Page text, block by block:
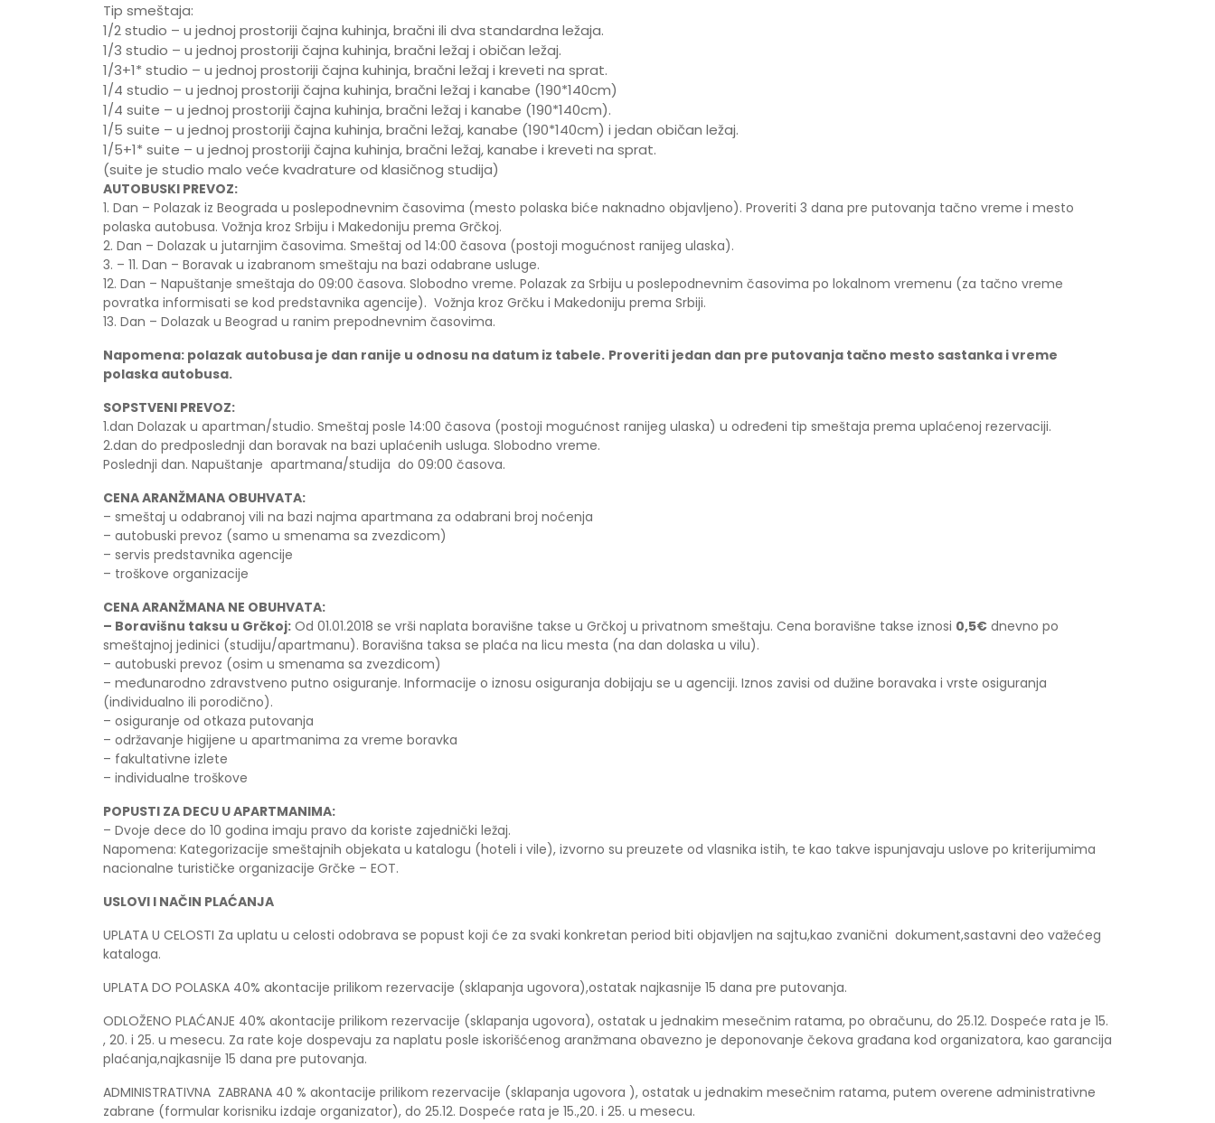
Tip smeštaja:
1/2 studio – u jednoj prostoriji čajna kuhinja, bračni ili dva standardna ležaja.
1/3 studio – u jednoj prostoriji čajna kuhinja, bračni ležaj i običan ležaj.
1/3+1* studio – u jednoj prostoriji čajna kuhinja, bračni ležaj i kreveti na sprat.
1/4 studio – u jednoj prostoriji čajna kuhinja, bračni ležaj i kanabe (190*140cm)
1/4 suite – u jednoj prostoriji čajna kuhinja, bračni ležaj i kanabe (190*140cm).
1/5 suite – u jednoj prostoriji čajna kuhinja, bračni ležaj, kanabe (190*140cm) i jedan običan ležaj.
1/5+1* suite – u jednoj prostoriji čajna kuhinja, bračni ležaj, kanabe i kreveti na sprat.
(suite je studio malo veće kvadrature od klasičnog studija)
AUTOBUSKI PREVOZ:
1. Dan – Polazak iz Beograda u poslepodnevnim časovima (mesto polaska biće naknadno objavljeno). Proveriti 3 dana pre putovanja tačno vreme i mesto
polaska autobusa. Vožnja kroz Srbiju i Makedoniju prema Grčkoj.
2. Dan – Dolazak u jutarnjim časovima. Smeštaj od 14:00 časova (postoji mogućnost ranijeg ulaska).
3. – 11. Dan – Boravak u izabranom smeštaju na bazi odabrane usluge.
12. Dan – Napuštanje smeštaja do 09:00 časova. Slobodno vreme. Polazak za Srbiju u poslepodnevnim časovima po lokalnom vremenu (za tačno vreme
povratka informisati se kod predstavnika agencije). Vožnja kroz Grčku i Makedoniju prema Srbiji.
13. Dan – Dolazak u Beograd u ranim prepodnevnim časovima.
Napomena: polazak autobusa je dan ranije u odnosu na datum iz tabele. Proveriti jedan dan pre putovanja tačno mesto sastanka i vreme
polaska autobusa.
SOPSTVENI PREVOZ:
1.dan Dolazak u apartman/studio. Smeštaj posle 14:00 časova (postoji mogućnost ranijeg ulaska) u određeni tip smeštaja prema uplaćenoj rezervaciji.
2.dan do predposlednji dan boravak na bazi uplaćenih usluga. Slobodno vreme.
Poslednji dan. Napuštanje apartmana/studija do 09:00 časova.
CENA ARANŽMANA OBUHVATA:
– smeštaj u odabranoj vili na bazi najma apartmana za odabrani broj noćenja
– autobuski prevoz (samo u smenama sa zvezdicom)
– servis predstavnika agencije
– troškove organizacije
CENA ARANŽMANA NE OBUHVATA:
– Boravišnu taksu u Grčkoj: Od 01.01.2018 se vrši naplata boravišne takse u Grčkoj u privatnom smeštaju. Cena boravišne takse iznosi 0,5€ dnevno po
smeštajnoj jedinici (studiju/apartmanu). Boravišna taksa se plaća na licu mesta (na dan dolaska u vilu).
– autobuski prevoz (osim u smenama sa zvezdicom)
– međunarodno zdravstveno putno osiguranje. Informacije o iznosu osiguranja dobijaju se u agenciji. Iznos zavisi od dužine boravaka i vrste osiguranja
(individualno ili porodično).
– osiguranje od otkaza putovanja
– održavanje higijene u apartmanima za vreme boravka
– fakultativne izlete
– individualne troškove
POPUSTI ZA DECU U APARTMANIMA:
– Dvoje dece do 10 godina imaju pravo da koriste zajednički ležaj.
Napomena: Kategorizacije smeštajnih objekata u katalogu (hoteli i vile), izvorno su preuzete od vlasnika istih, te kao takve ispunjavaju uslove po kriterijumima
nacionalne turističke organizacije Grčke – EOT.
USLOVI I NAČIN PLAĆANJA
UPLATA U CELOSTI Za uplatu u celosti odobrava se popust koji će za svaki konkretan period biti objavljen na sajtu,kao zvanični dokument,sastavni deo važećeg
kataloga.
UPLATA DO POLASKA 40% akontacije prilikom rezervacije (sklapanja ugovora),ostatak najkasnije 15 dana pre putovanja.
ODLOŽENO PLAĆANJE 40% akontacije prilikom rezervacije (sklapanja ugovora), ostatak u jednakim mesečnim ratama, po obračunu, do 25.12. Dospeće rata je 15.
, 20. i 25. u mesecu. Za rate koje dospevaju za naplatu posle iskorišćenog aranžmana obavezno je deponovanje čekova građana kod organizatora, kao garancija
plaćanja,najkasnije 15 dana pre putovanja.
ADMINISTRATIVNA ZABRANA 40 % akontacije prilikom rezervacije (sklapanja ugovora ), ostatak u jednakim mesečnim ratama, putem overene administrativne
zabrane (formular korisniku izdaje organizator), do 25.12. Dospeće rata je 15.,20. i 25. u mesecu.